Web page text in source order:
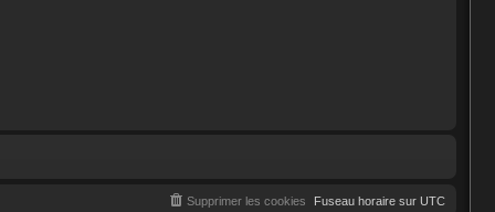
Fuseau horaire sur UTC
Supprimer les cookies